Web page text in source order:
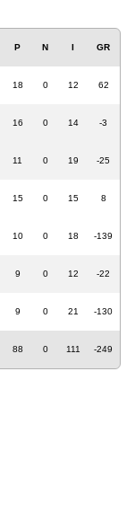
P N I GR
18 0 12 62
16 0 14 -3
11 0 19 -25
15 0 15 8
10 0 18 -139
9 0 12 -22
9 0 21 -130
88 0 111 -249